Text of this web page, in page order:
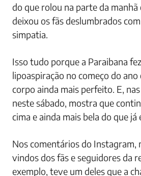
do que rolou na parte da manhã
deixou os fãs deslumbrados
simpatia.
Isso tudo porque a Paraibana
lipoaspiração no começo do ano
corpo ainda mais perfeito. E,
neste sábado, mostra que
cima e ainda mais bela do que já
Nos comentários do Instagram,
vindos dos fãs e seguidores da
exemplo, teve um deles que a